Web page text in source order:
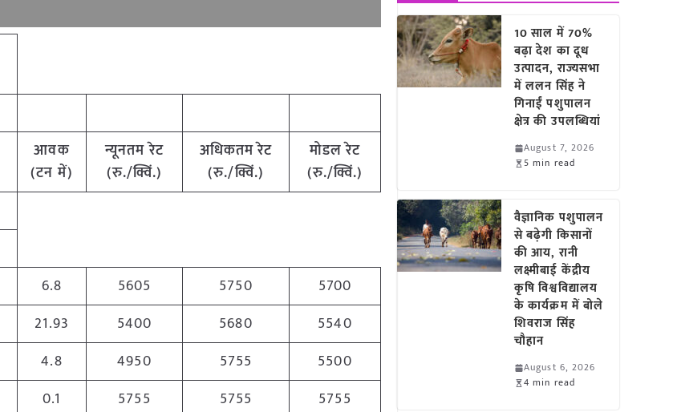
आवक
(टन में)
न्यूनतम रेट
(रु./क्विं.)
अधिकतम रेट
(रु./क्विं.)
मोडल रेट
(रु./क्विं.)
6.8 5605 5750
5700
21.93 5400 5680
5540
4.8 4950 5755
5500
0.1 5755 5755
5755
10 साल में 70%
बढ़ा देश का दूध
उत्पादन, राज्यसभा
में ललन सिंह ने
गिनाईं पशुपालन
क्षेत्र की उपलब्धियां
August 7, 2026
5 min read
वैज्ञानिक पशुपालन
से बढ़ेगी किसानों
की आय, रानी
लक्ष्मीबाई केंद्रीय
कृषि विश्वविद्यालय
के कार्यक्रम में बोले
शिवराज सिंह
चौहान
August 6, 2026
4 min read